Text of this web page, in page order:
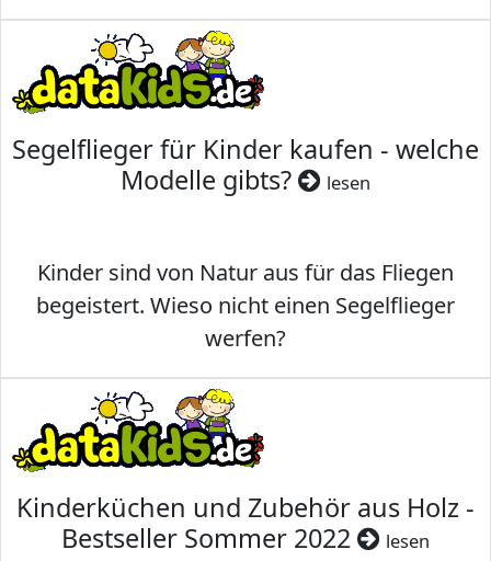
Segelflieger für Kinder kaufen - welche
Modelle gibts?
lesen
Kinder sind von Natur aus für das Fliegen
begeistert. Wieso nicht einen Segelflieger
werfen?
Kinderküchen und Zubehör aus Holz -
Bestseller Sommer 2022
lesen